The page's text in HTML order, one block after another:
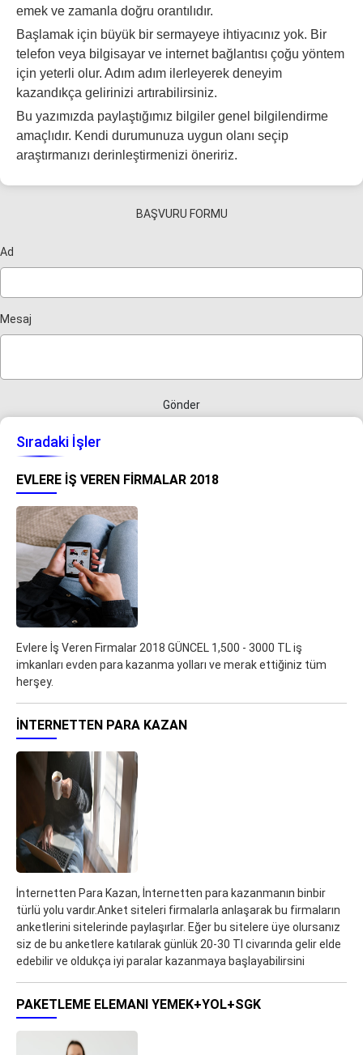
emek ve zamanla doğru orantılıdır.
Başlamak için büyük bir sermayeye ihtiyacınız yok. Bir
telefon veya bilgisayar ve internet bağlantısı çoğu yöntem
için yeterli olur. Adım adım ilerleyerek deneyim
kazandıkça gelirinizi artırabilirsiniz.
Bu yazımızda paylaştığımız bilgiler genel bilgilendirme
amaçlıdır. Kendi durumunuza uygun olanı seçip
araştırmanızı derinleştirmenizi öneririz.
BAŞVURU FORMU
Ad
Mesaj
Gönder
Sıradaki İşler
EVLERE İŞ VEREN FIRMALAR 2018
Evlere İş Veren Firmalar 2018 GÜNCEL 1,500 - 3000 TL iş
imkanları evden para kazanma yolları ve merak ettiğiniz tüm
herşey.
İNTERNETTEN PARA KAZAN
İnternetten Para Kazan, İnternetten para kazanmanın binbir
türlü yolu vardır.Anket siteleri firmalarla anlaşarak bu firmaların
anketlerini sitelerinde paylaşırlar. Eğer bu sitelere üye olursanız
siz de bu anketlere katılarak günlük 20-30 Tl civarında gelir elde
edebilir ve oldukça iyi paralar kazanmaya başlayabilirsini
PAKETLEME ELEMANI YEMEK+YOL+SGK